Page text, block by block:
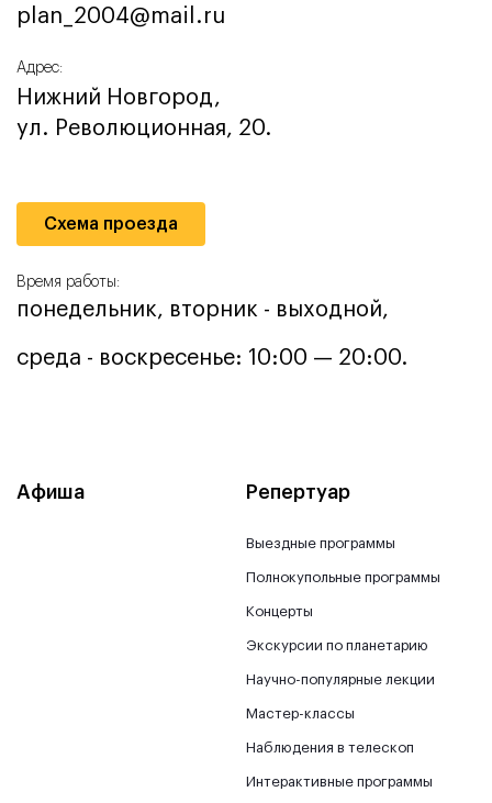
plan_2004@mail.ru
Адрес:
Нижний Новгород,
ул. Революционная, 20.
Схема проезда
Время работы:
понедельник, вторник - выходной,
среда - воскресенье: 10:00 — 20:00.
Афиша Репертуар
Выездные программы
Полнокупольные программы
Концерты
Экскурсии по планетарию
Научно-популярные лекции
Мастер-классы
Наблюдения в телескоп
Интерактивные программы